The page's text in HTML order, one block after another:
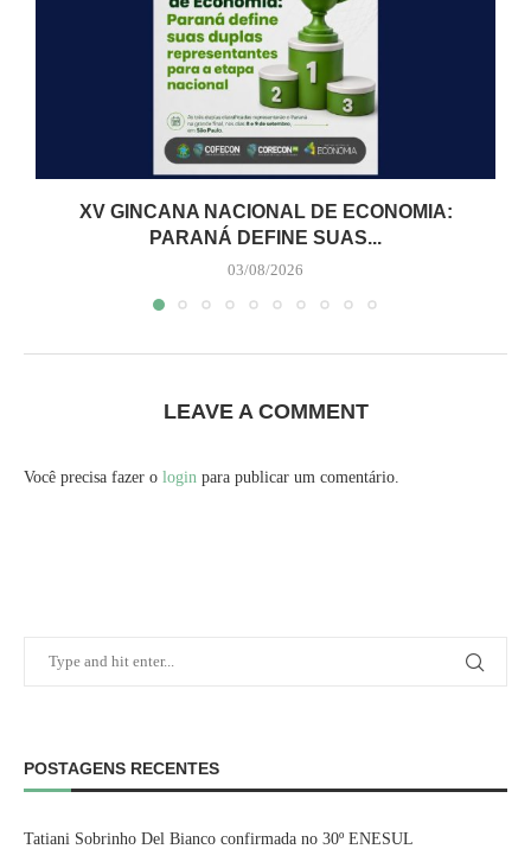
XV GINCANA NACIONAL DE ECONOMIA:
PARANÁ DEFINE SUAS...
03/08/2026
LEAVE A COMMENT
Você precisa fazer o login para publicar um comentário.
POSTAGENS RECENTES
Tatiani Sobrinho Del Bianco confirmada no 30º ENESUL